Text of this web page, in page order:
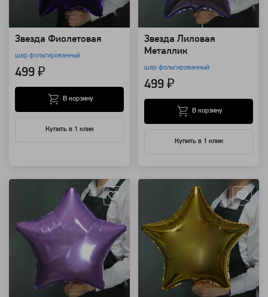
Звезда Фиолетовая
шар фольгированный
499 ₽
Купить в 1 клик
В корзину
Звезда Лиловая
Металлик
шар фольгированный
499 ₽
Купить в 1 клик
В корзину